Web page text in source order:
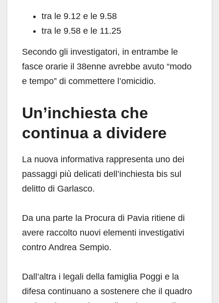
tra le 9.12 e le 9.58
tra le 9.58 e le 11.25
Secondo gli investigatori, in entrambe le
fasce orarie il 38enne avrebbe avuto “modo
e tempo” di commettere l’omicidio.
Un’inchiesta che
continua a dividere
La nuova informativa rappresenta uno dei
passaggi più delicati dell’inchiesta bis sul
delitto di Garlasco.
Da una parte la Procura di Pavia ritiene di
avere raccolto nuovi elementi investigativi
contro Andrea Sempio.
Dall’altra i legali della famiglia Poggi e la
difesa continuano a sostenere che il quadro